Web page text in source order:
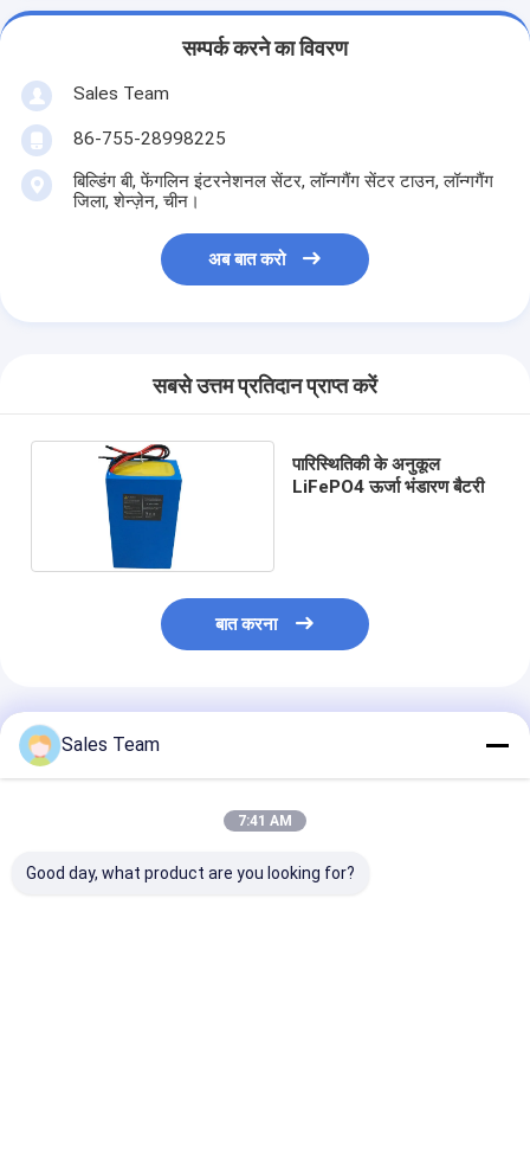
प्राथमिक लिथियम बैटरी
हाइब्रिड कार बैटरी
सम्पर्क करने का विवरण
Sales Team
86-755-28998225
बिल्डिंग बी, फेंगलिन इंटरनेशनल सेंटर, लॉन्गगैंग सेंटर टाउन, लॉन्गगैंग
जिला, शेन्ज़ेन, चीन।
अब बात करो
सबसे उत्तम प्रतिदान प्राप्त करें
पारिस्थितिकी के अनुकूल
LiFePO4 ऊर्जा भंडारण बैटरी
बात करना
अनुशंसित उत्पाद
Sales Team
7:41 AM
Good day, what product are you looking for?